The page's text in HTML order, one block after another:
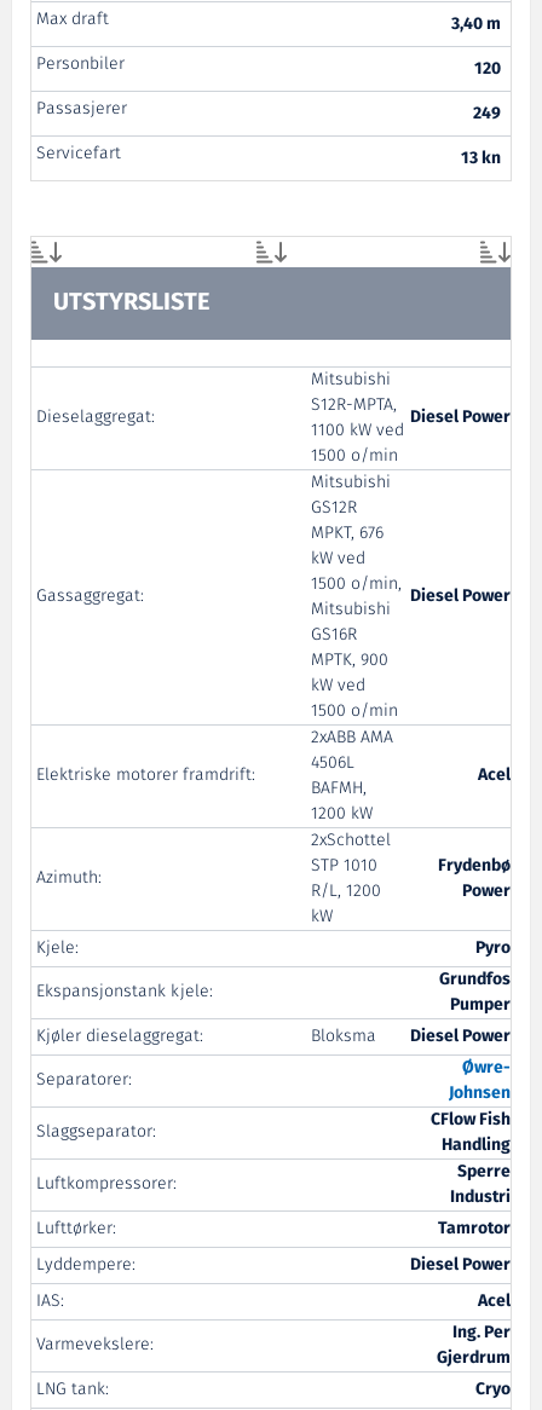
Max draft
3,40 m
Personbiler
120
Passasjerer
249
Servicefart
13 kn
UTSTYRSLISTE
Dieselaggregat:
Mitsubishi
S12R-MPTA,
1100 kW ved
1500 o/min
Diesel Power
Gassaggregat:
Mitsubishi
GS12R
MPKT, 676
kW ved
1500 o/min,
Mitsubishi
GS16R
MPTK, 900
kW ved
1500 o/min
Diesel Power
Elektriske motorer framdrift:
2xABB AMA
4506L
BAFMH,
1200 kW
Acel
Azimuth:
2xSchottel
STP 1010
R/L, 1200
kW
Frydenbø
Power
Kjele:
Pyro
Ekspansjonstank kjele:
Grundfos
Pumper
Kjøler dieselaggregat:
Bloksma
Diesel Power
Separatorer:
Øwre-
Johnsen
Slaggseparator:
CFlow Fish
Handling
Luftkompressorer:
Sperre
Industri
Lufttørker:
Tamrotor
Lyddempere:
Diesel Power
IAS:
Acel
Varmevekslere:
Ing. Per
Gjerdrum
LNG tank:
Cryo